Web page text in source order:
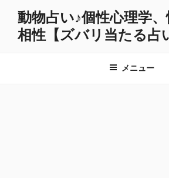
動物占い♪個性心理学
相性【ズバリ当たる占
メニュー